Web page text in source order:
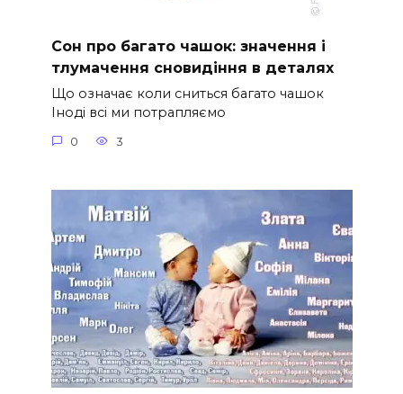
Сон про багато чашок: значення і
тлумачення сновидіння в деталях
Що означає коли сниться багато чашок
Іноді всі ми потрапляємо
0 3